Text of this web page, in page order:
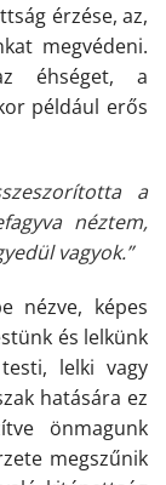
érzése, az,
megvédeni.
éhséget, a
például erős
a
néztem,
vagyok.”
nézve, képes
és lelkünk
lelki vagy
hatására ez
önmagunk
megszűnik